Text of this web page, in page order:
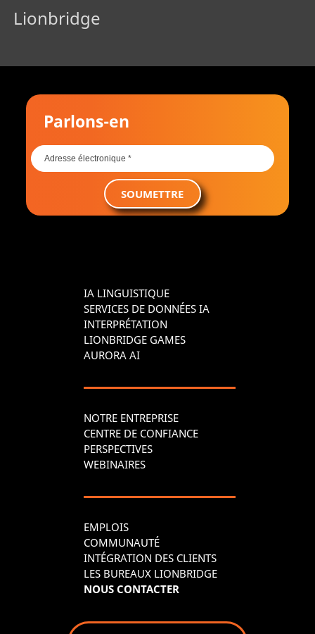
Lionbridge
Parlons-en
SOUMETTRE
IA LINGUISTIQUE
SERVICES DE DONNÉES IA
INTERPRÉTATION
LIONBRIDGE GAMES
AURORA AI
NOTRE ENTREPRISE
CENTRE DE CONFIANCE
PERSPECTIVES
WEBINAIRES
EMPLOIS
COMMUNAUTÉ
INTÉGRATION DES CLIENTS
LES BUREAUX LIONBRIDGE
NOUS CONTACTER